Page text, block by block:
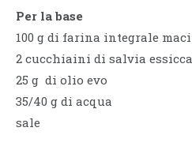
Per la base
100 g di farina integrale
2 cucchiaini di salvia
25 g di olio evo
35/40 g di acqua
sale